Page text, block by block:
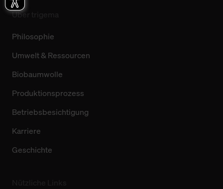
Über trigema
Philosophie
Umwelt & Ressourcen
Biobaumwolle
Produktionsprozess
Betriebsbesichtigung
Karriere
Geschichte